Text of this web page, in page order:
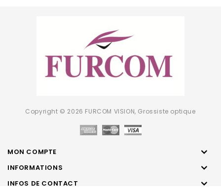
Copyright © 2026 FURCOM VISION, Grossiste optique
MON COMPTE
INFORMATIONS
INFOS DE CONTACT